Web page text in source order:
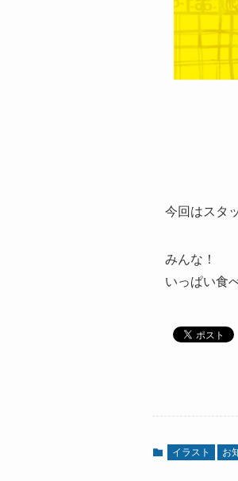
今回はスタ
みんな！
いっぱい食
イラスト お